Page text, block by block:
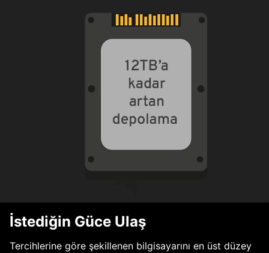
İstediğin Güce Ulaş
Tercihlerine göre şekillenen bilgisayarını en üst düzey